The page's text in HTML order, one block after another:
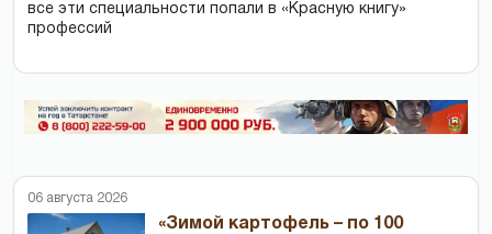
все эти специальности попали в «Красную книгу»
профессий
06 августа 2026
«Зимой картофель – по 100